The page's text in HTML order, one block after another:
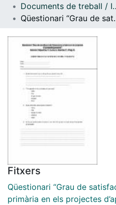
Documents de treball /
Qüestionari “Grau de
Fitxers
Qüestionari “Grau de
primària en els projectes